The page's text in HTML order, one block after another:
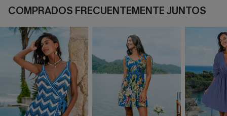
COMPRADOS FRECUENTEMENTE JUNTOS